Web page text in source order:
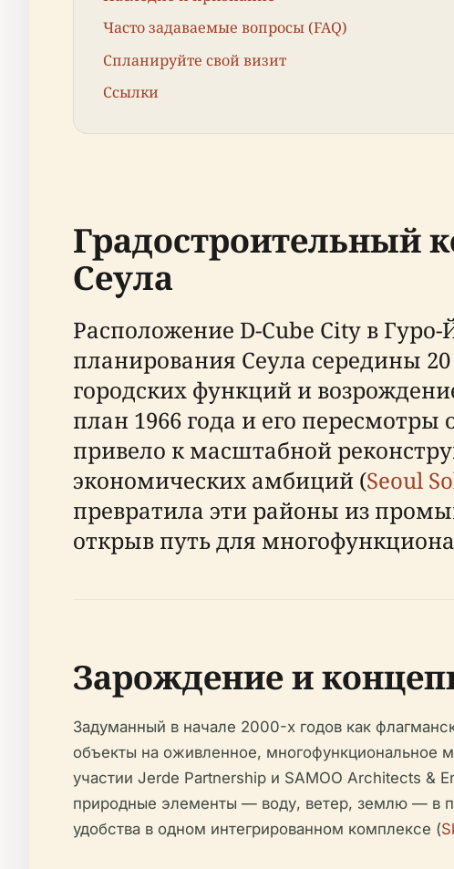
Часто задаваемые вопросы (FAQ)
Спланируйте свой визит
Ссылки
Градостроительный
Сеула
Расположение D-Cube City в
планирования Сеула середины
городских функций и
план 1966 года и его
привело к масштабной
экономических амбиций (Seoul
превратила эти районы из
открыв путь для
Зарождение и
Задуманный в начале 2000-х годов как
объекты на оживленное, многофункциональное
участии Jerde Partnership и SAMOO Architects &
природные элементы — воду, ветер, землю — в
удобства в одном интегрированном комплексе (